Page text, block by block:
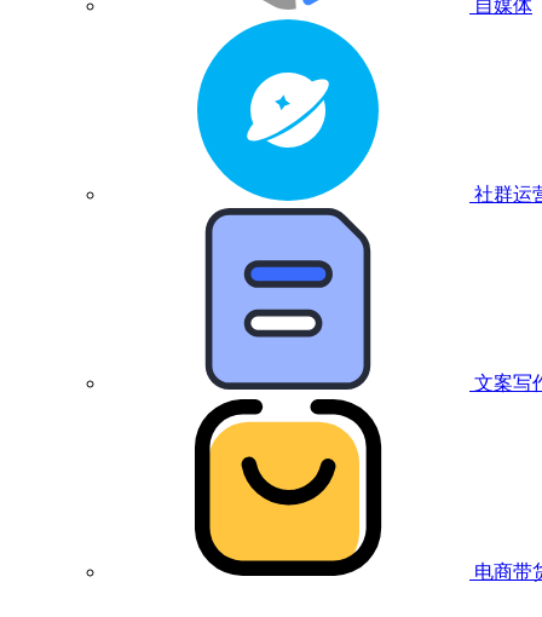
自媒体
社群运
文案写
电商带